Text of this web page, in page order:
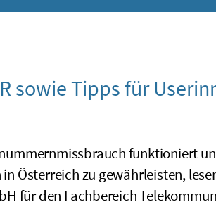
sowie Tipps für
funktioniert
Österreich zu gewährleisten,
für den Fachbereich